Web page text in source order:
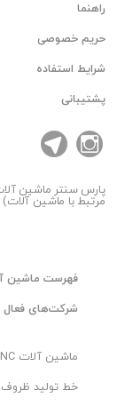
راهنما
حریم خصوصی
شرایط استفاده
پشتیبانی
پارس سنتر ماشین
مرتبط با ماشین آلات)
فهرست ماشین
شرکت‌های فعال
ماشین آلات CNC
خط تولید